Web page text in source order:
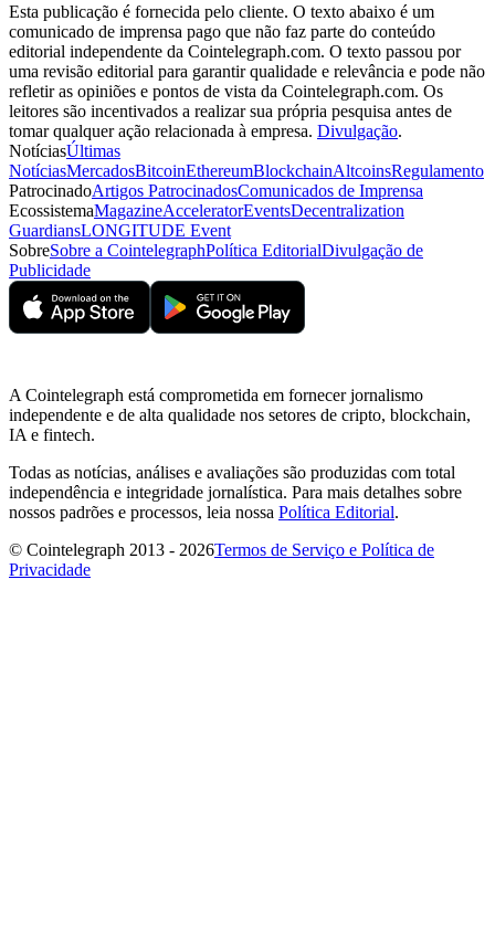
Esta publicação é fornecida pelo cliente. O texto abaixo é um
comunicado de imprensa pago que não faz parte do conteúdo
editorial independente da Cointelegraph.com. O texto passou por
uma revisão editorial para garantir qualidade e relevância e pode não
refletir as opiniões e pontos de vista da Cointelegraph.com. Os
leitores são incentivados a realizar sua própria pesquisa antes de
tomar qualquer ação relacionada à empresa. Divulgação.
NotíciasÚltimas
NotíciasMercadosBitcoinEthereumBlockchainAltcoinsRegulamento
PatrocinadoArtigos PatrocinadosComunicados de Imprensa
EcossistemaMagazineAcceleratorEventsDecentralization
GuardiansLONGITUDE Event
SobreSobre a CointelegraphPolítica EditorialDivulgação de
Publicidade
A Cointelegraph está comprometida em fornecer jornalismo
independente e de alta qualidade nos setores de cripto, blockchain,
IA e fintech.
Todas as notícias, análises e avaliações são produzidas com total
independência e integridade jornalística. Para mais detalhes sobre
nossos padrões e processos, leia nossa Política Editorial.
© Cointelegraph 2013 - 2026Termos de Serviço e Política de
Privacidade